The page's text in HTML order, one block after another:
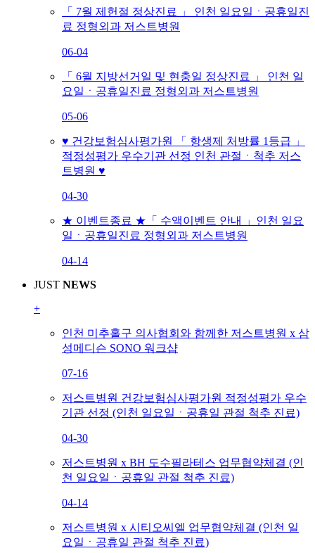
「 7월 제헌절 정상진료 」 인천 일요일ㆍ공휴일진
료 정형외과 저스트병원
06-04
「 6월 지방선거일 및 현충일 정상진료 」 인천 일
요일ㆍ공휴일진료 정형외과 저스트병원
05-06
♥ 건강보험심사평가원 「 항생제 처방률 1등급 」
적정성평가 우수기관 선정 인천 관절ㆍ척추 저스
트병원 ♥
04-30
★ 이벤트종료 ★「 수액이벤트 안내 」인천 일요
일ㆍ공휴일진료 정형외과 저스트병원
04-14
JUST NEWS
+
인천 미추홀구 의사협회와 함께한 저스트병원 x 삼
성메디슨 SONO 워크샵
07-16
저스트병원 건강보험심사평가원 적정성평가 우수
기관 선정 (인천 일요일ㆍ공휴일 관절 척추 진료)
04-30
저스트병원 x BH 도수필라테스 업무협약체결 (인
천 일요일ㆍ공휴일 관절 척추 진료)
04-14
저스트병원 x 시티오씨엘 업무협약체결 (인천 일
요일ㆍ공휴일 관절 척추 진료)